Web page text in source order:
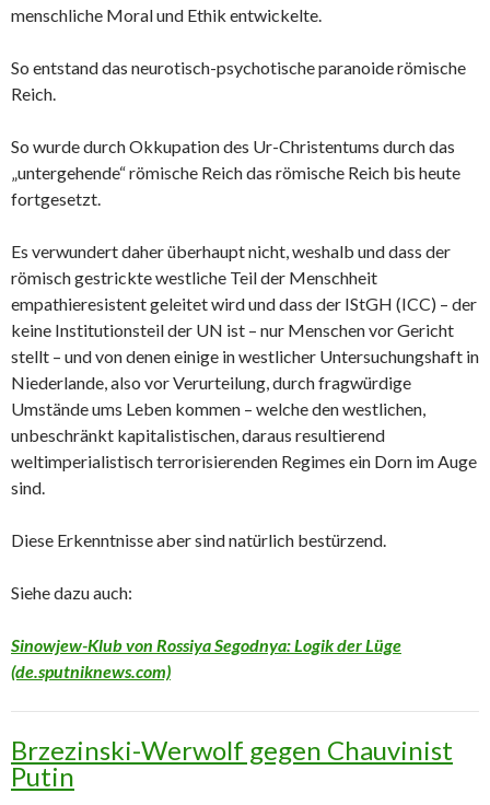
menschliche Moral und Ethik entwickelte.
So entstand das neurotisch-psychotische paranoide römische
Reich.
So wurde durch Okkupation des Ur-Christentums durch das
„untergehende“ römische Reich das römische Reich bis heute
fortgesetzt.
Es verwundert daher überhaupt nicht, weshalb und dass der
römisch gestrickte westliche Teil der Menschheit
empathieresistent geleitet wird und dass der IStGH (ICC) – der
keine Institutionsteil der UN ist – nur Menschen vor Gericht
stellt – und von denen einige in westlicher Untersuchungshaft in
Niederlande, also vor Verurteilung, durch fragwürdige
Umstände ums Leben kommen – welche den westlichen,
unbeschränkt kapitalistischen, daraus resultierend
weltimperialistisch terrorisierenden Regimes ein Dorn im Auge
sind.
Diese Erkenntnisse aber sind natürlich bestürzend.
Siehe dazu auch:
Sinowjew-Klub von Rossiya Segodnya: Logik der Lüge
(de.sputniknews.com)
Brzezinski-Werwolf gegen Chauvinist
Putin